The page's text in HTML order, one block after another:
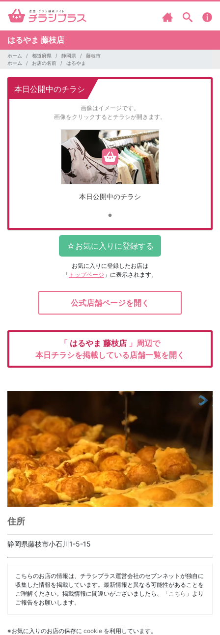
はるやま 藤枝店
ホーム 都道府県 静岡県
藤枝市
ホーム
お店の名前 はるやま
本日公開中のチラシ
画像はイメージです。
画像をクリックするとチラシが開きます。
本日公開中のチラシ
お気に入りに登録したお店は
「 トップページ 」に表示されます。
公式店舗ページを開く
「 はるやま 藤枝店 」周辺で
本日チラシを掲載している店舗一覧を開く
住所
静岡県藤枝市小石川1-5-15
こちらのお店の情報は、チラシプラス運営会社のセブンネットが独自に
収集した情報を掲載しています。最新情報と異なる可能性があることを
ご理解ください。掲載情報に間違いがございましたら、「 こちら 」より
ご報告をお願いします。
※お気に入りのお店の保存に cookie を利用しています。